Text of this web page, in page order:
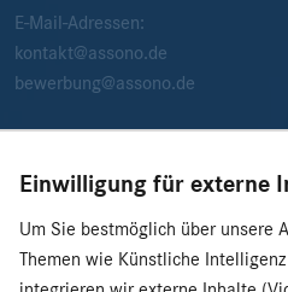
E-Mail-Adressen:
kontakt@assono.de
bewerbung@assono.de
Einwilligung für externe
Um Sie bestmöglich über unsere
Themen wie Künstliche